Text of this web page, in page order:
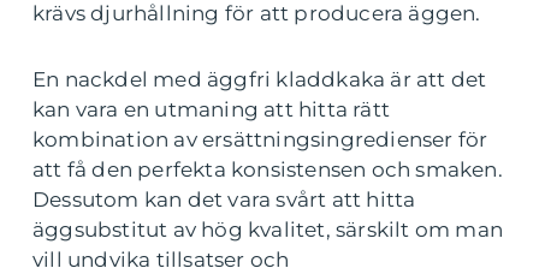
krävs djurhållning för att producera äggen.
En nackdel med äggfri kladdkaka är att det
kan vara en utmaning att hitta rätt
kombination av ersättningsingredienser för
att få den perfekta konsistensen och smaken.
Dessutom kan det vara svårt att hitta
äggsubstitut av hög kvalitet, särskilt om man
vill undvika tillsatser och